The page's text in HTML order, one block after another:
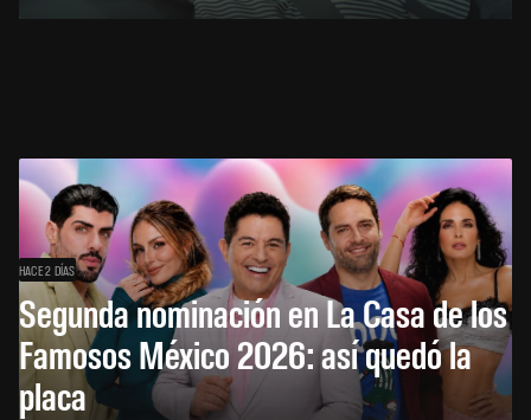
HACE 2 DÍAS
Segunda nominación en La Casa de los
Famosos México 2026: así quedó la
placa